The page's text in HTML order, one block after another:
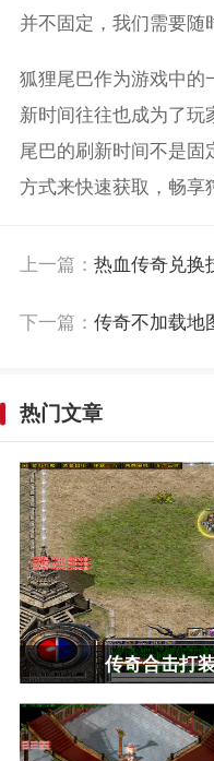
并不固定，我们需要随
狐狸尾巴作为游戏中的
新时间往往也成为了玩
尾巴的刷新时间不是固
方式来快速获取，畅享
上一篇： 热血传奇兑换
下一篇： 传奇不加载地
热门文章
传奇合击打